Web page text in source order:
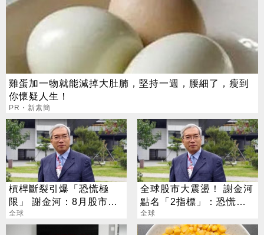
雞蛋加一物就能減掉大肚腩，堅持一週，腰細了，瘦到
你懷疑人生！
PR・新素簡
槓桿斷裂引爆「恐慌極
限」 謝金河：8月股市得
看「這2檔」
全球
全球股市大震盪！ 謝金河
點名「2指標」：恐慌跌
勢已告一段落
全球